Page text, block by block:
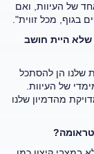
של העיוות, ואם
בגוף, מכל זווית".
שלא היית חושב
שלנו הן להסתכל
של העיוות.
מהדמיון שלנו